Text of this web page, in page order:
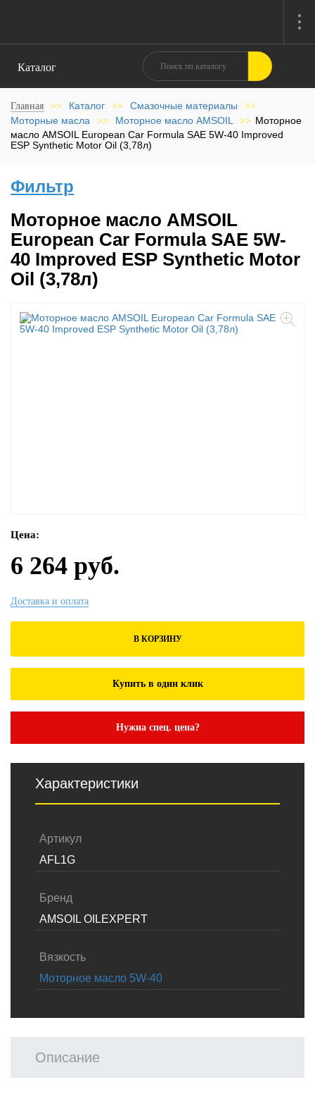
Каталог
Главная >> Каталог >> Смазочные материалы >>
Моторные масла >> Моторное масло AMSOIL >> Моторное
масло AMSOIL European Car Formula SAE 5W-40 Improved
ESP Synthetic Motor Oil (3,78л)
Фильтр
Моторное масло AMSOIL
European Car Formula SAE 5W-
40 Improved ESP Synthetic Motor
Oil (3,78л)
Цена:
6 264 руб.
Доставка и оплата
В КОРЗИНУ
Купить в один клик
Нужна спец. цена?
Характеристики
Артикул
AFL1G
Бренд
AMSOIL OILEXPERT
Вязкость
Моторное масло 5W-40
Описание